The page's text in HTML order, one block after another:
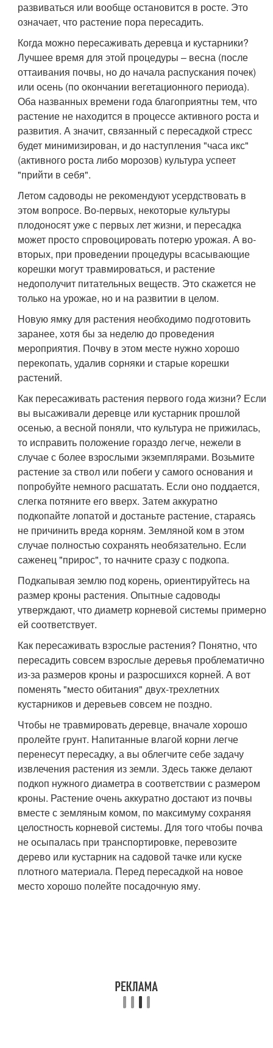
развиваться или вообще остановится в росте. Это
означает, что растение пора пересадить.
Когда можно пересаживать деревца и кустарники?
Лучшее время для этой процедуры – весна (после
оттаивания почвы, но до начала распускания почек)
или осень (по окончании вегетационного периода).
Оба названных времени года благоприятны тем, что
растение не находится в процессе активного роста и
развития. А значит, связанный с пересадкой стресс
будет минимизирован, и до наступления "часа икс"
(активного роста либо морозов) культура успеет
"прийти в себя".
Летом садоводы не рекомендуют усердствовать в
этом вопросе. Во-первых, некоторые культуры
плодоносят уже с первых лет жизни, и пересадка
может просто спровоцировать потерю урожая. А во-
вторых, при проведении процедуры всасывающие
корешки могут травмироваться, и растение
недополучит питательных веществ. Это скажется не
только на урожае, но и на развитии в целом.
Новую ямку для растения необходимо подготовить
заранее, хотя бы за неделю до проведения
мероприятия. Почву в этом месте нужно хорошо
перекопать, удалив сорняки и старые корешки
растений.
Как пересаживать растения первого года жизни? Если
вы высаживали деревце или кустарник прошлой
осенью, а весной поняли, что культура не прижилась,
то исправить положение гораздо легче, нежели в
случае с более взрослыми экземплярами. Возьмите
растение за ствол или побеги у самого основания и
попробуйте немного расшатать. Если оно поддается,
слегка потяните его вверх. Затем аккуратно
подкопайте лопатой и достаньте растение, стараясь
не причинить вреда корням. Земляной ком в этом
случае полностью сохранять необязательно. Если
саженец "прирос", то начните сразу с подкопа.
Подкапывая землю под корень, ориентируйтесь на
размер кроны растения. Опытные садоводы
утверждают, что диаметр корневой системы примерно
ей соответствует.
Как пересаживать взрослые растения? Понятно, что
пересадить совсем взрослые деревья проблематично
из-за размеров кроны и разросшихся корней. А вот
поменять "место обитания" двух-трехлетних
кустарников и деревьев совсем не поздно.
Чтобы не травмировать деревце, вначале хорошо
пролейте грунт. Напитанные влагой корни легче
перенесут пересадку, а вы облегчите себе задачу
извлечения растения из земли. Здесь также делают
подкоп нужного диаметра в соответствии с размером
кроны. Растение очень аккуратно достают из почвы
вместе с земляным комом, по максимуму сохраняя
целостность корневой системы. Для того чтобы почва
не осыпалась при транспортировке, перевозите
дерево или кустарник на садовой тачке или куске
плотного материала. Перед пересадкой на новое
место хорошо полейте посадочную яму.